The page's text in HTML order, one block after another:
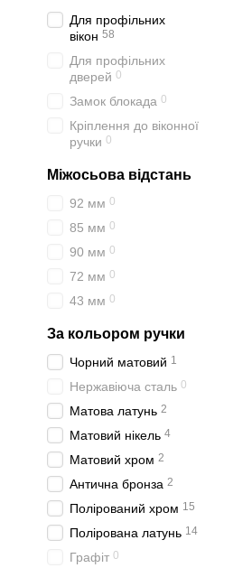
Для профільних
вікон 58
Для профільних
дверей 0
Замок блокада 0
Кріплення до віконної
ручки 0
Міжосьова відстань
92 мм 0
85 мм 0
90 мм 0
72 мм 0
43 мм 0
За кольором ручки
Чорний матовий 1
Нержавіюча сталь 0
Матова латунь 2
Матовий нікель 4
Матовий хром 2
Антична бронза 2
Полірований хром 15
Полірована латунь 14
Графіт 0